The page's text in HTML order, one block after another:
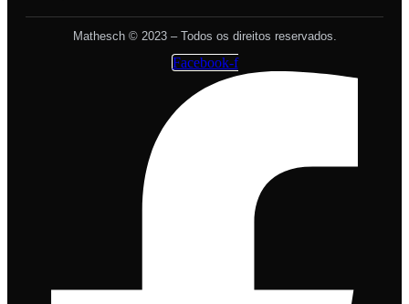
Mathesch © 2023 – Todos os direitos reservados.
Facebook-f